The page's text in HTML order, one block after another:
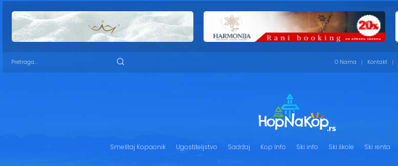
O Nama Kontakt
Smeštaj Kopaonik Ugostiteljstvo Sadržaj Kop Info Ski info Ski škole Ski renta